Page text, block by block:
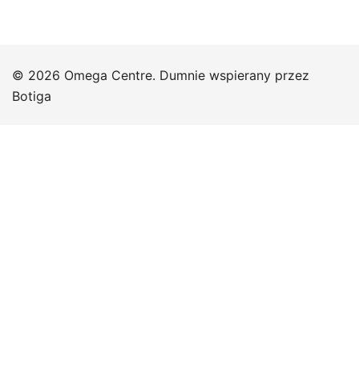
© 2026 Omega Centre. Dumnie wspierany przez
Botiga